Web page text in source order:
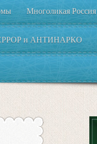
Многоликая Россия
и АНТИНАРКО